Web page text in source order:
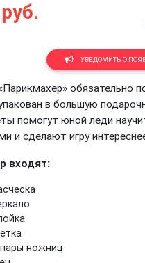
руб.
УВЕДОМИТЬ О
обязательно
в большую
помогут юной леди
и сделают игру
входят:
ножниц